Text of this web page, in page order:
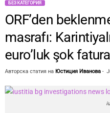
БЕЗ КАТЕГОРИЯ
ORF’den
masrafı:
euro’luk şok
Авторска статия на Юстиция Иванова -